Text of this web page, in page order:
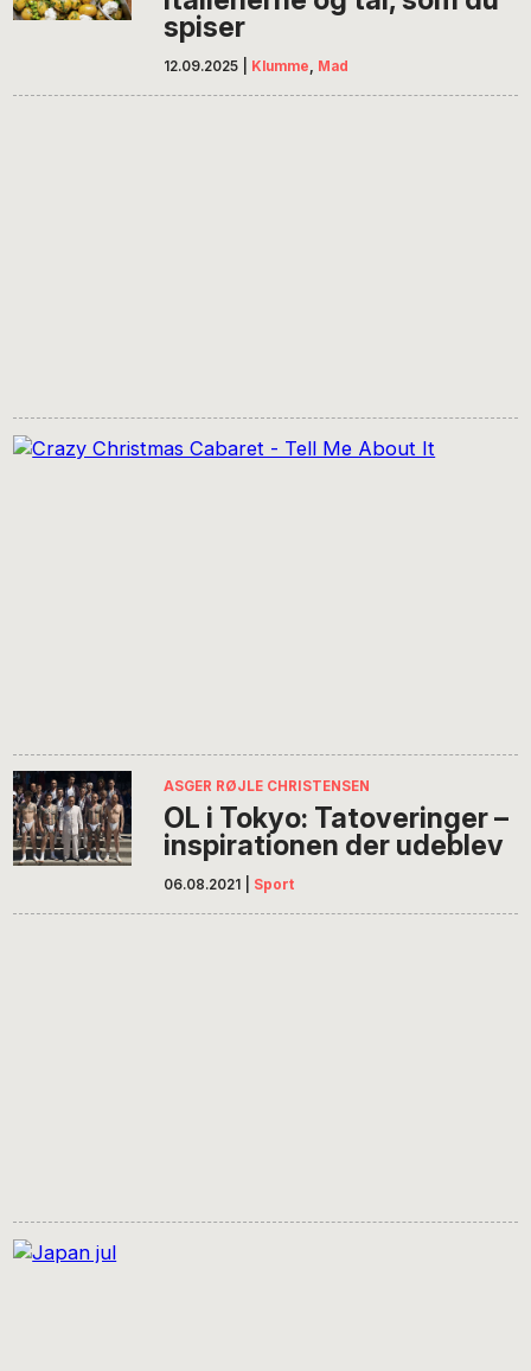
spiser
12.09.2025 Klumme, Mad
ASGER RØJLE CHRISTENSEN
OL i Tokyo: Tatoveringer –
inspirationen der udeblev
06.08.2021 Sport